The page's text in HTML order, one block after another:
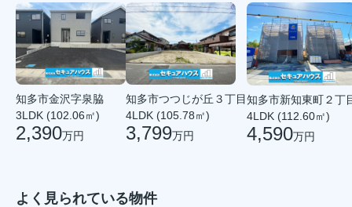
知多市金沢字泉脇
3LDK (102.06㎡)
2,390万円
知多市つつじが丘３丁目
4LDK (105.78㎡)
3,799万円
知多市新知東町２丁
4LDK (112.60㎡)
4,590万円
よく見られている物件